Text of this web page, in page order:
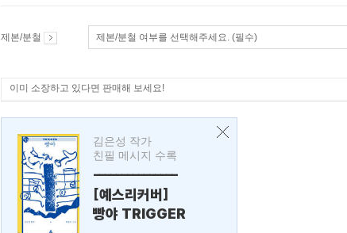
제본/분철 제본/분철 여부를 선택해주세요. (필수)
이미 소장하고 있다면 판매해 보세요!
김은성 작가
친필 메시지 수록
---------------
[예스리커버]
빵야 TRIGGER